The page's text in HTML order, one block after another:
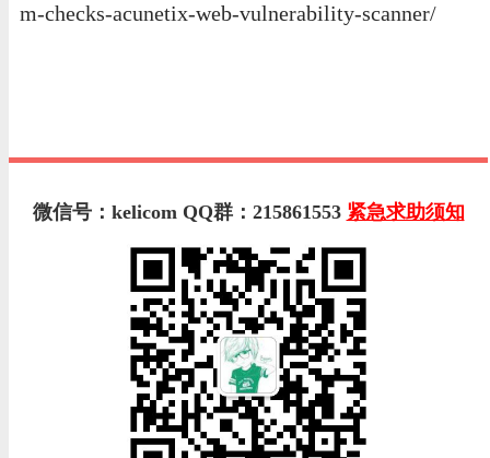
m-checks-acunetix-web-vulnerability-scanner/
微信号：kelicom QQ群：215861553 紧急求助须知